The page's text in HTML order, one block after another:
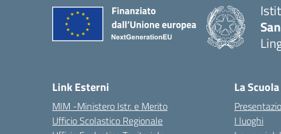
Link Esterni
MIM -Ministero Istr. e Merito
Ufficio Scolastico Regionale
La Scuola
I luoghi